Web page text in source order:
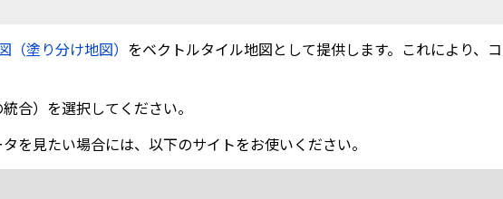
（塗り分け地図） をベクトルタイル地図として提供します。これにより、
合）を選択してください。
を見たい場合には、以下のサイトをお使いください。